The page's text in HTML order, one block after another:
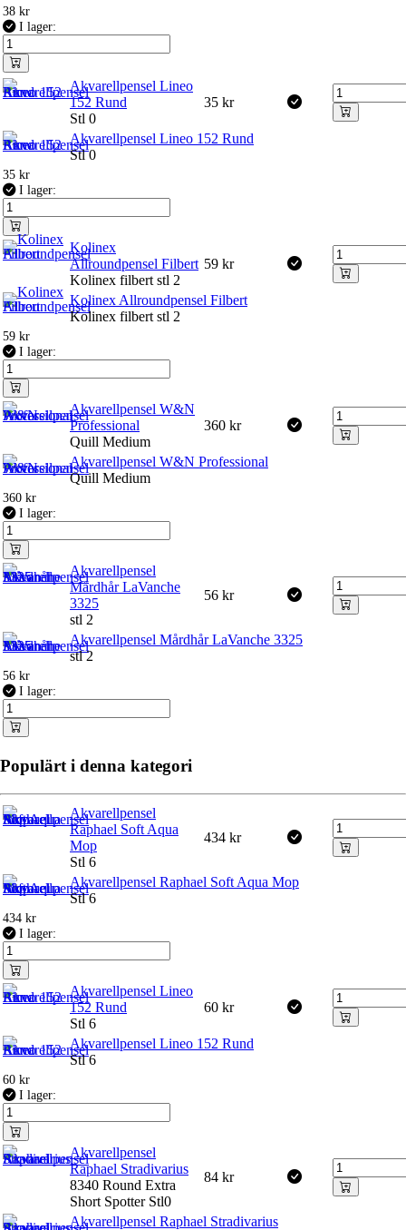
38 kr
I lager:
Akvarellpensel Lineo
152 Rund
Stl 0
35 kr
Akvarellpensel Lineo 152 Rund
Stl 0
35 kr
I lager:
Kolinex
Allroundpensel Filbert
Kolinex filbert stl 2
59 kr
Kolinex Allroundpensel Filbert
Kolinex filbert stl 2
59 kr
I lager:
Akvarellpensel W&N
Professional
Quill Medium
360 kr
Akvarellpensel W&N Professional
Quill Medium
360 kr
I lager:
Akvarellpensel
Mårdhår LaVanche
3325
stl 2
56 kr
Akvarellpensel Mårdhår LaVanche 3325
stl 2
56 kr
I lager:
Populärt i denna kategori
Akvarellpensel
Raphael Soft Aqua
Mop
Stl 6
434 kr
Akvarellpensel Raphael Soft Aqua Mop
Stl 6
434 kr
I lager:
Akvarellpensel Lineo
152 Rund
Stl 6
60 kr
Akvarellpensel Lineo 152 Rund
Stl 6
60 kr
I lager:
Akvarellpensel
Raphael Stradivarius
8340 Round Extra
Short Spotter Stl0
84 kr
Akvarellpensel Raphael Stradivarius